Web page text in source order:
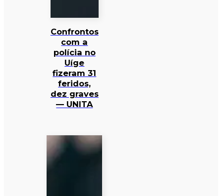
Confrontos
com a
polícia no
Uíge
fizeram 31
feridos,
dez graves
— UNITA